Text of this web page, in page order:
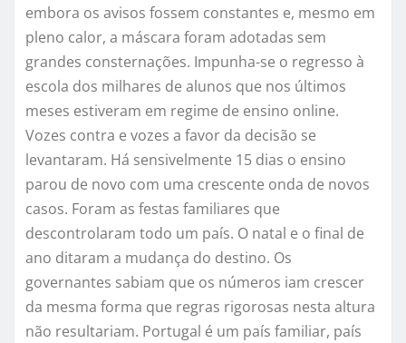
embora os avisos fossem constantes e, mesmo em
pleno calor, a máscara foram adotadas sem
grandes consternações. Impunha-se o regresso à
escola dos milhares de alunos que nos últimos
meses estiveram em regime de ensino online.
Vozes contra e vozes a favor da decisão se
levantaram. Há sensivelmente 15 dias o ensino
parou de novo com uma crescente onda de novos
casos. Foram as festas familiares que
descontrolaram todo um país. O natal e o final de
ano ditaram a mudança do destino. Os
governantes sabiam que os números iam crescer
da mesma forma que regras rigorosas nesta altura
não resultariam. Portugal é um país familiar, país